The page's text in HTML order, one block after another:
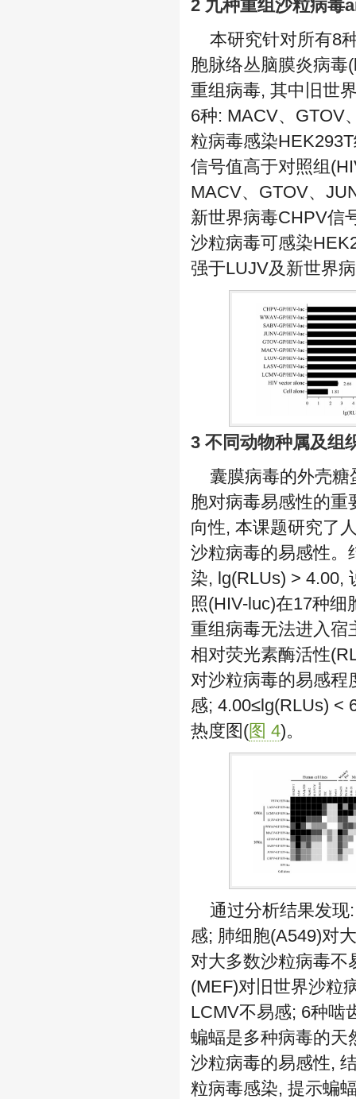
2 九种重组沙粒病毒
本研究针对所有8
胞脉络丛脑膜炎病毒
重组病毒, 其中旧世
6种: MACV、GTOV
粒病毒感染
信号值高于对照组
MACV、GTOV、
新世界病毒CHPV信
沙粒病毒可感染
强于LUJV及新世界
3 不同动物种属及组
囊膜病毒的外壳
胞对病毒易感性的
向性, 本课题研究了
沙粒病毒的易感性。
染, lg(RLUs) > 4.00,
照(HIV-luc)在17种
重组病毒无法进入宿
相对荧光素酶活性
对沙粒病毒的易感程
感; 4.00≤lg(RLUs) <
热度图(图 4)。
通过分析结果发
感; 肺细胞(A549)对
对大多数沙粒病毒
(MEF)对旧世界沙粒
LCMV不易感; 6种啮
蝙蝠是多种病毒的天
沙粒病毒的易感性,
粒病毒感染, 提示蝙